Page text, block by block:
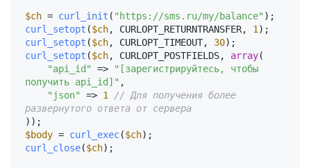
$ch = curl_init ( "https://sms.ru/my/balance"
curl_setopt ($ch, CURLOPT_RETURNTRANSFER, 1
curl_setopt ($ch, CURLOPT_TIMEOUT, 30
curl_setopt ($ch, CURLOPT_POSTFIELDS, array(
"api_id"
=>
"[зарегистрируйтесь, чтобы
получить api_id]" ,
"json"
=> 1
// Для получения более
развернутого ответа от сервера
$body = curl_exec($ch
curl_close($ch);